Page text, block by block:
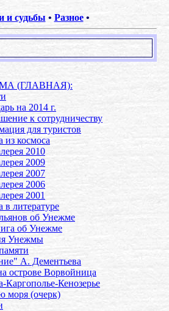
и судьбы • Разное•
(ГЛАВНАЯ):
на 2014 г.
к сотрудничеству
для туристов
из космоса
2010
2009
2007
2006
2001
в литературе
об Унежме
об Унежме
Унежмы
А. Дементьева
острове Ворвойница
Каргополье-Кенозерье
моря (очерк)